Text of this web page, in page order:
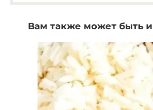
Вам также может быть